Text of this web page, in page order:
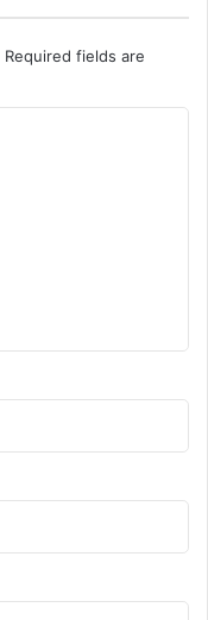
Required fields are